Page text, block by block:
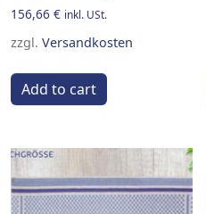
156,66 € inkl. USt.
zzgl. Versandkosten
Add to cart